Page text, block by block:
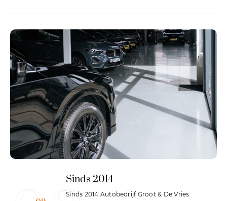
Sinds 2014
Sinds 2014 Autobedrijf Groot & De Vries